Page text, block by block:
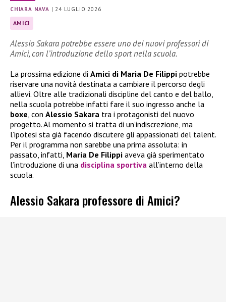
CHIARA NAVA | 24 LUGLIO 2026
AMICI
Alessio Sakara potrebbe essere uno dei nuovi professori di
Amici, con l’introduzione dello sport nella scuola.
La prossima edizione di Amici di Maria De Filippi potrebbe
riservare una novità destinata a cambiare il percorso degli
allievi. Oltre alle tradizionali discipline del canto e del ballo,
nella scuola potrebbe infatti fare il suo ingresso anche la
boxe , con Alessio Sakara tra i protagonisti del nuovo
progetto. Al momento si tratta di un’indiscrezione, ma
l’ipotesi sta già facendo discutere gli appassionati del talent.
Per il programma non sarebbe una prima assoluta: in
passato, infatti, Maria De Filippi aveva già sperimentato
l’introduzione di una disciplina sportiva all’interno della
scuola.
Alessio Sakara professore di Amici?